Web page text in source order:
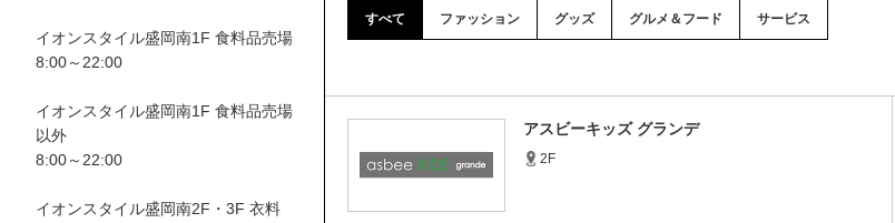
すべて ファッション グッズ グルメ＆フード サービス
アスビーキッズ グランデ
2F
イオンスタイル盛岡南1F 食料品売場
8:00～22:00
イオンスタイル盛岡南1F 食料品売場
以外
8:00～22:00
イオンスタイル盛岡南2F・3F 衣料